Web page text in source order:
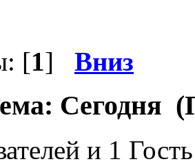
[1] Вниз
Сегодня
и 1